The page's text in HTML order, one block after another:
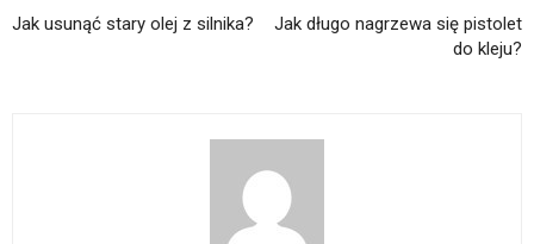
Jak usunąć stary olej z silnika?
Jak długo nagrzewa się pistolet
do kleju?